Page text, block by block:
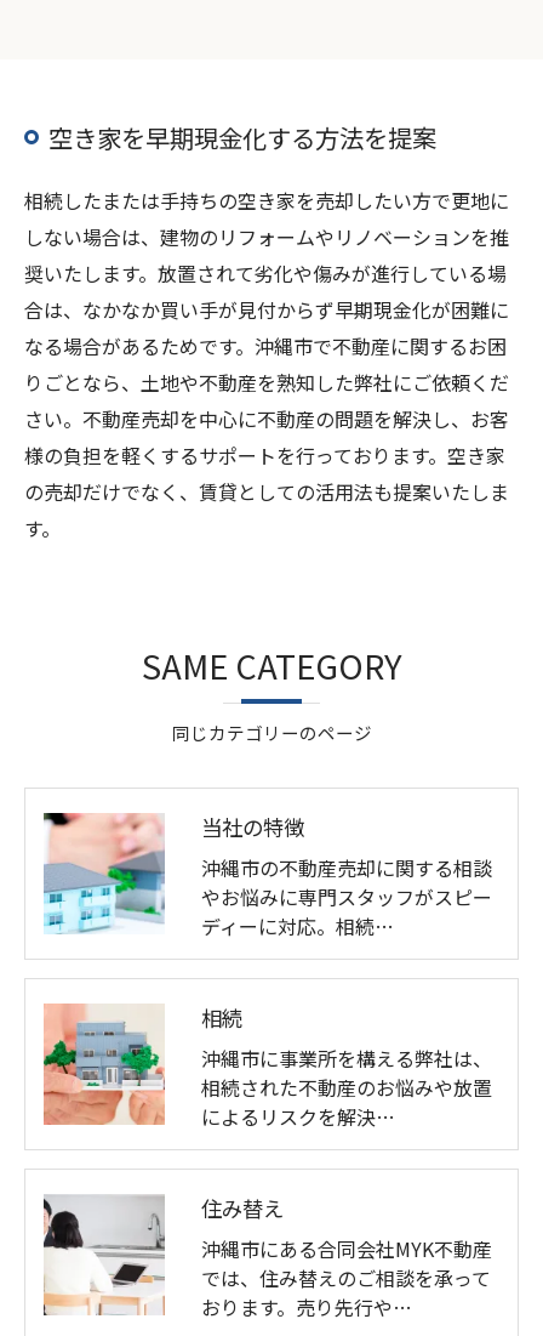
空き家を早期現金化する方法を提案
相続したまたは手持ちの空き家を売却したい方で更地に
しない場合は、建物のリフォームやリノベーションを推
奨いたします。放置されて劣化や傷みが進行している場
合は、なかなか買い手が見付からず早期現金化が困難に
なる場合があるためです。沖縄市で不動産に関するお困
りごとなら、土地や不動産を熟知した弊社にご依頼くだ
さい。不動産売却を中心に不動産の問題を解決し、お客
様の負担を軽くするサポートを行っております。空き家
の売却だけでなく、賃貸としての活用法も提案いたしま
す。
同じカテゴリーのページ
SAME CATEGORY
当社の特徴
沖縄市の不動産売却に関する相談
やお悩みに専門スタッフがスピー
ディーに対応。相続…
相続
沖縄市に事業所を構える弊社は、
相続された不動産のお悩みや放置
によるリスクを解決…
住み替え
沖縄市にある合同会社MYK不動産
では、住み替えのご相談を承って
おります。売り先行や…